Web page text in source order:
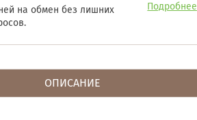
на обмен без лишних
Подробнее
ОПИСАНИЕ